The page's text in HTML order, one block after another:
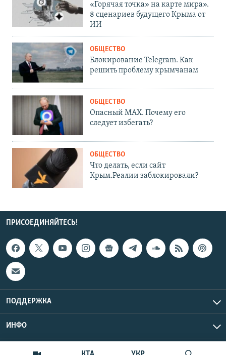
«Горячая точка» на карте мира».
8 сценариев будущего Крыма от
ИИ
ОБЩЕСТВО
Блокирование Telegram. Как
решить проблему крымчанам
ОБЩЕСТВО
Опасный MAX. Почему его
следует избегать?
ОБЩЕСТВО
Что делать, если сайт
Крым.Реалии заблокировали?
ПРИСОЕДИНЯЙТЕСЬ!
ПОДДЕРЖКА
ИНФО
Copyright Крым.Реалии, 2026 | Все права защищены.
UTC+3